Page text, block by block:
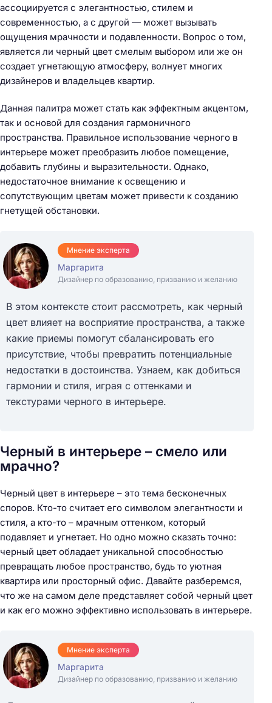
ассоциируется с элегантностью, стилем и
современностью, а с другой — может вызывать
ощущения мрачности и подавленности. Вопрос о том,
является ли черный цвет смелым выбором или же он
создает угнетающую атмосферу, волнует многих
дизайнеров и владельцев квартир.
Данная палитра может стать как эффектным акцентом,
так и основой для создания гармоничного
пространства. Правильное использование черного в
интерьере может преобразить любое помещение,
добавить глубины и выразительности. Однако,
недостаточное внимание к освещению и
сопутствующим цветам может привести к созданию
гнетущей обстановки.
Мнение эксперта
Маргарита
Дизайнер по образованию, призванию и желанию
В этом контексте стоит рассмотреть, как черный
цвет влияет на восприятие пространства, а также
какие приемы помогут сбалансировать его
присутствие, чтобы превратить потенциальные
недостатки в достоинства. Узнаем, как добиться
гармонии и стиля, играя с оттенками и
текстурами черного в интерьере.
Черный в интерьере – смело или
мрачно?
Черный цвет в интерьере – это тема бесконечных
споров. Кто-то считает его символом элегантности и
стиля, а кто-то – мрачным оттенком, который
подавляет и угнетает. Но одно можно сказать точно:
черный цвет обладает уникальной способностью
превращать любое пространство, будь то уютная
квартира или просторный офис. Давайте разберемся,
что же на самом деле представляет собой черный цвет
и как его можно эффективно использовать в интерьере.
Мнение эксперта
Маргарита
Дизайнер по образованию, призванию и желанию